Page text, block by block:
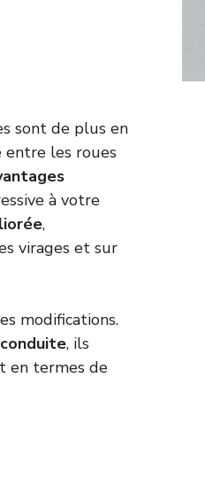
sont de plus en
entre les roues
à votre
,
virages et sur
modifications.
, ils
en termes de